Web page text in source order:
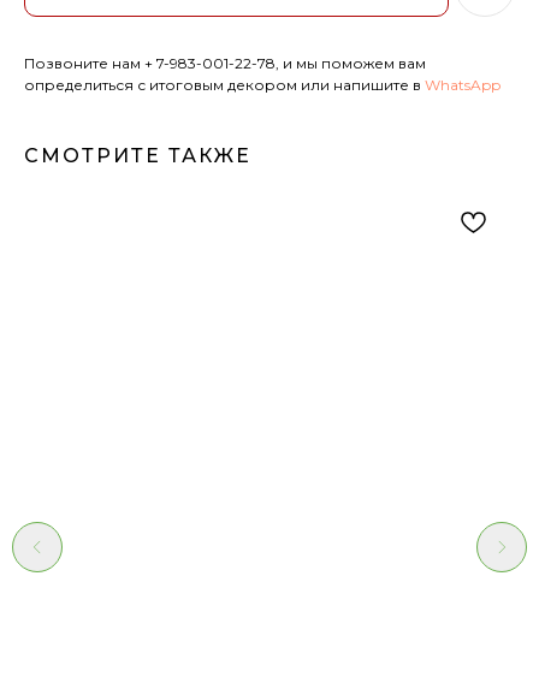
Позвоните нам + 7-983-001-22-78, и мы поможем вам
определиться с итоговым декором или напишите в WhatsApp
СМОТРИТЕ ТАКЖЕ